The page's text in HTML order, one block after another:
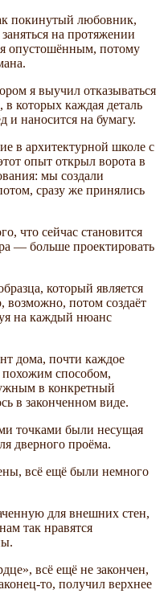
покинутый любовник,
на протяжении
опустошённым, потому
я выучил отказываться
которых каждая деталь
и наносится на бумагу.
в архитектурной школе с
опыт открыл ворота в
мы создали
сразу же принялись
что сейчас становится
— больше проектировать
который является
возможно, потом создаёт
на каждый нюанс
дома, почти каждое
способом,
в конкретный
в законченном виде.
точками были несущая
дверного проёма.
всё ещё были немного
для внешних стен,
так нравятся
всё ещё не закончен,
то, получил верхнее